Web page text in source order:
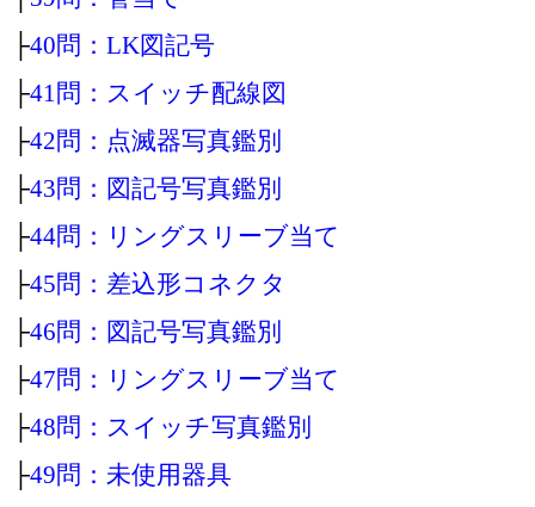
├40問：LK図記号
├41問：スイッチ配線図
├42問：点滅器写真鑑別
├43問：図記号写真鑑別
├44問：リングスリーブ当て
├45問：差込形コネクタ
├46問：図記号写真鑑別
├47問：リングスリーブ当て
├48問：スイッチ写真鑑別
├49問：未使用器具